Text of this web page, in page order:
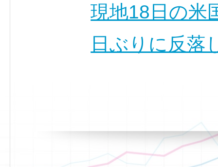
現地18日の米
日ぶりに反